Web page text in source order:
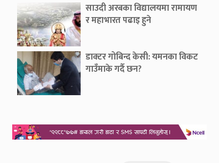
साउदी अरबका विद्यालयमा रामायण
र महाभारत पढाइ हुने
डाक्टर गोबिन्द केसी: यमनका विकट
गाउँमाके गर्दै छन?